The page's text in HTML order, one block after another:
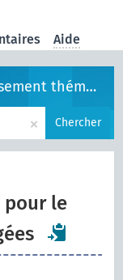
Aide
thématique)
× Chercher
pour le